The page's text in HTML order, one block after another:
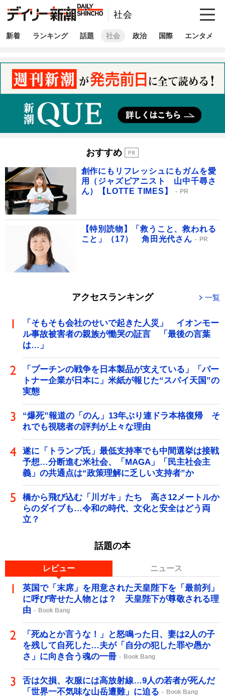
社会
新着 ランキング 話題 社会 政治 国際 エンタメ
おすすめ
創作にもリフレッシュにもガムを愛
用（ジャズピアニスト 山中千尋さ
ん）【LOTTE TIMES】
PR
【特別読物】「救うこと、救われる
こと」（17） 角田光代さん
PR
アクセスランキング 一覧
「そもそも会社のせいで起きた人災」 イオンモー
ル事故被害者の親族が慟哭の証言 「最後の言葉
は…」
「プーチンの戦争を日本製品が支えている」「パー
トナー企業が日本に」米紙が報じた“スパイ天国”の
実態
“爆死”報道の「のん」13年ぶり連ドラ本格復帰 そ
れでも視聴者の評判が上々な理由
遂に「トランプ氏」最低支持率でも中間選挙は接戦
予想…分断進む米社会、「MAGA」「民主社会主
義」の共通点は“政策理解に乏しい支持者”か
橋から飛び込む「川ガキ」たち 高さ12メートルか
らのダイブも…令和の時代、文化と安全はどう両
立？
話題の本
レビュー ニュース
英国で「末席」を用意された天皇陛下を「最前列」
に呼び寄せた人物とは？ 天皇陛下が尊敬される理
由
Book Bang
「死ぬとか言うな！」と怒鳴った日、妻は2人の子
を残して自死した…夫が「自分の犯した罪や愚か
さ」に向き合う魂の一冊
Book Bang
舌は欠損、衣服には高放射線…9人の若者が死んだ
「世界一不気味な山岳遭難」に迫る
Book Bang